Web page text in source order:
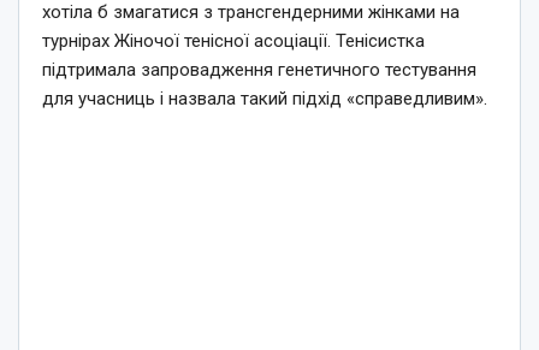
хотіла б змагатися з трансгендерними жінками на
турнірах Жіночої тенісної асоціації. Тенісистка
підтримала запровадження генетичного тестування
для учасниць і назвала такий підхід «справедливим».